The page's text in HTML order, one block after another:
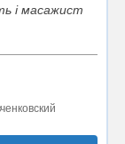
і масажист